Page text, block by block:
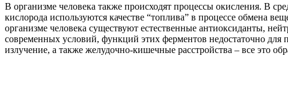
В организме человека также происходят процессы окисления. В
кислорода используются качестве “топлива” в процессе обмена
организме человека существуют естественные антиоксиданты,
современных условий, функций этих ферментов недостаточно
излучение, а также желудочно-кишечные расстройства – все это